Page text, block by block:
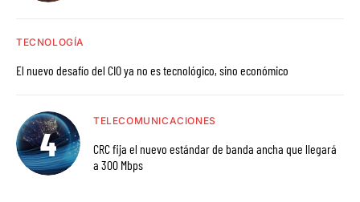
TECNOLOGÍA
El nuevo desafío del CIO ya no es tecnológico, sino económico
TELECOMUNICACIONES
CRC fija el nuevo estándar de banda ancha que llegará
a 300 Mbps